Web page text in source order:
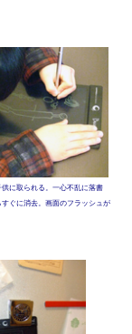
に取られる。一心不乱に落書
ぐに消去。画面のフラッシュが